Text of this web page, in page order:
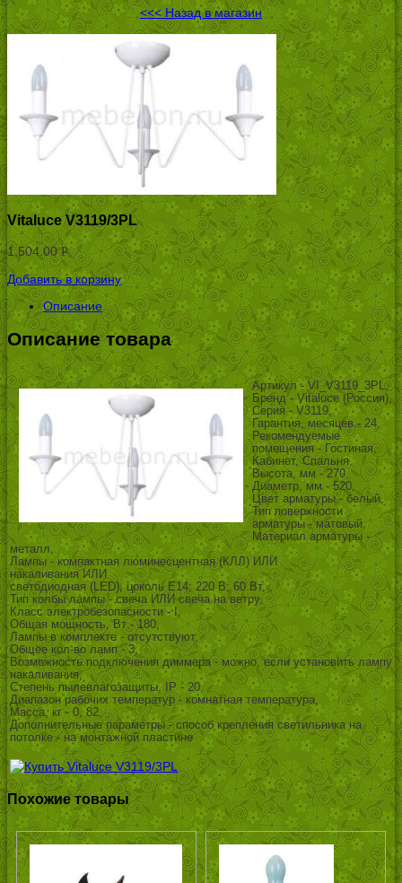
<<< Назад в магазин
Vitaluce V3119/3PL
1,504.00Р
УБ.
Добавить в корзину
Описание
Описание товара
Артикул - VI_V3119_3PL,
Бренд - Vitaluce (Россия),
Серия - V3119,
Гарантия, месяцев - 24,
Рекомендуемые
помещения - Гостиная,
Кабинет, Спальня,
Высота, мм - 270,
Диаметр, мм - 520,
Цвет арматуры - белый,
Тип поверхности
арматуры - матовый,
Материал арматуры -
металл,
Лампы - компактная люминесцентная (КЛЛ) ИЛИ
накаливания ИЛИ
светодиодная (LED), цоколь E14; 220 В; 60 Вт, ,
Тип колбы лампы - свеча ИЛИ свеча на ветру,
Класс электробезопасности - I,
Общая мощность, Вт - 180,
Лампы в комплекте - отсутствуют,
Общее кол-во ламп - 3,
Возможность подключения диммера - можно, если установить лампу
накаливания,
Степень пылевлагозащиты, IP - 20,
Диапазон рабочих температур - комнатная температура,
Масса, кг - 0, 82,
Дополнительные параметры - способ крепления светильника на
потолке - на монтажной пластине
Похожие товары